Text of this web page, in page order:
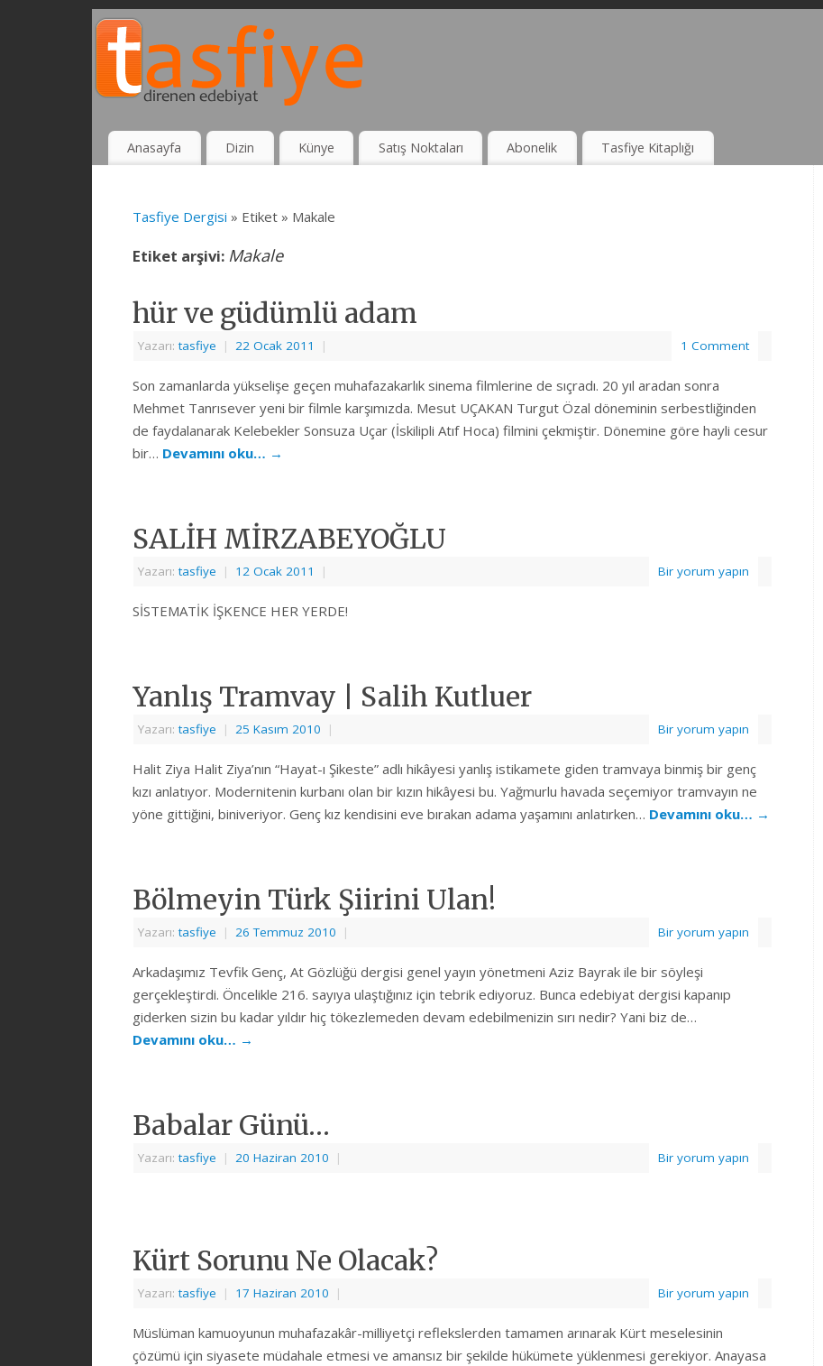
Anasayfa Dizin Künye Satış Noktaları Abonelik Tasfiye Kitaplığı
Tasfiye Dergisi » Etiket » Makale
Etiket arşivi: Makale
hür ve güdümlü adam
Yazarı:tasfiye | 22 Ocak 2011 | 1 Comment
Son zamanlarda yükselişe geçen muhafazakarlık sinema filmlerine de sıçradı. 20 yıl aradan sonra
Mehmet Tanrısever yeni bir filmle karşımızda. Mesut UÇAKAN Turgut Özal döneminin serbestliğinden
de faydalanarak Kelebekler Sonsuza Uçar (İskilipli Atıf Hoca) filmini çekmiştir. Dönemine göre hayli cesur
bir… Devamını oku… →
SALİH MİRZABEYOĞLU
Yazarı:tasfiye | 12 Ocak 2011 | Bir yorum yapın
SİSTEMATİK İŞKENCE HER YERDE!
Yanlış Tramvay | Salih Kutluer
Yazarı:tasfiye | 25 Kasım 2010 | Bir yorum yapın
Halit Ziya Halit Ziya’nın “Hayat-ı Şikeste” adlı hikâyesi yanlış istikamete giden tramvaya binmiş bir genç
kızı anlatıyor. Modernitenin kurbanı olan bir kızın hikâyesi bu. Yağmurlu havada seçemiyor tramvayın ne
yöne gittiğini, biniveriyor. Genç kız kendisini eve bırakan adama yaşamını anlatırken… Devamını oku… →
Bölmeyin Türk Şiirini Ulan!
Yazarı:tasfiye | 26 Temmuz 2010 | Bir yorum yapın
Arkadaşımız Tevfik Genç, At Gözlüğü dergisi genel yayın yönetmeni Aziz Bayrak ile bir söyleşi
gerçekleştirdi. Öncelikle 216. sayıya ulaştığınız için tebrik ediyoruz. Bunca edebiyat dergisi kapanıp
giderken sizin bu kadar yıldır hiç tökezlemeden devam edebilmenizin sırı nedir? Yani biz de…
Devamını oku… →
Babalar Günü…
Yazarı:tasfiye | 20 Haziran 2010 | Bir yorum yapın
Kürt Sorunu Ne Olacak?
Yazarı:tasfiye | 17 Haziran 2010 | Bir yorum yapın
Müslüman kamuoyunun muhafazakâr-milliyetçi reflekslerden tamamen arınarak Kürt meselesinin
çözümü için siyasete müdahale etmesi ve amansız bir şekilde hükümete yüklenmesi gerekiyor. Anayasa